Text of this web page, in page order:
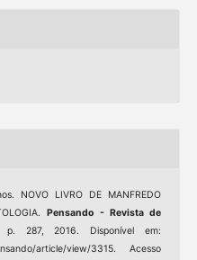
NOVO LIVRO DE MANFREDO
Pensando - Revista de
2016. Disponível em:
article/view/3315. Acesso